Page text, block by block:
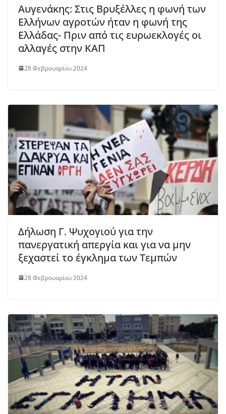
Αυγενάκης: Στις Βρυξέλλες η φωνή των
Ελλήνων αγροτών ήταν η φωνή της
Ελλάδας- Πριν από τις ευρωεκλογές οι
αλλαγές στην ΚΑΠ
28 Φεβρουαρίου 2024
Δήλωση Γ. Ψυχογιού για την
πανεργατική απεργία και για να μην
ξεχαστεί το έγκλημα των Τεμπών
28 Φεβρουαρίου 2024